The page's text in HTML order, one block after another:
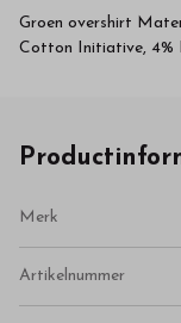
Groen overshirt
Cotton Initiative, 4%
Merk
Artikelnummer